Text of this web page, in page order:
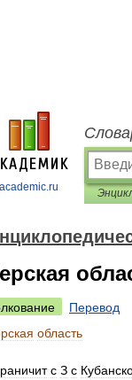
academic.ru
Перевод
область
с З с